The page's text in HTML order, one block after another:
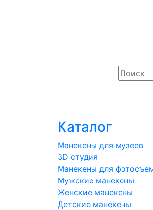
Каталог
Манекены для музеев
3D студия
Манекены для
Мужские манекены
Женские манекены
Детские манекены